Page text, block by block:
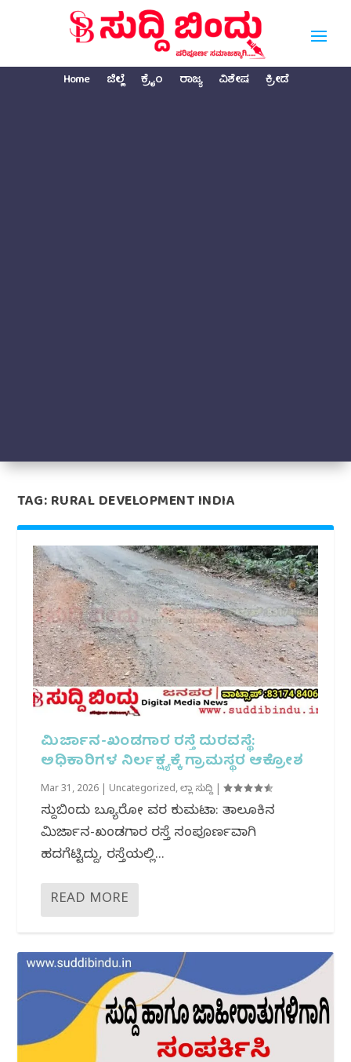
Home ಜಿಲ್ಲೆ ಕ್ರೈಂ ರಾಜ್ಯ ವಿಶೇಷ ಕ್ರೀಡೆ
TAG:RURAL DEVELOPMENT INDIA
ಮಿರ್ಜಾನ-ಖಂಡಗಾರ ರಸ್ತೆ ದುರವಸ್ಥೆ:
ಅಧಿಕಾರಿಗಳ ನಿರ್ಲಕ್ಷ್ಯಕ್ಕೆ ಗ್ರಾಮಸ್ಥರ ಆಕ್ರೋಶ
Mar 31, 2026 Uncategorized,ಜಿಲ್ಲಾ ಸುದ್ದಿ |
ಸುದ್ದಿಬಿಂದು ಬ್ಯೂರೋ ವರದಿ ಕುಮಟಾ: ತಾಲೂಕಿನ
ಮಿರ್ಜಾನ-ಖಂಡಗಾರ ರಸ್ತೆ ಸಂಪೂರ್ಣವಾಗಿ
ಹದಗೆಟ್ಟಿದ್ದು, ರಸ್ತೆಯಲ್ಲಿ...
READ MORE